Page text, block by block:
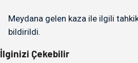
Meydana gelen kaza ile ilgili
bildirildi.
İlginizi Çekebilir